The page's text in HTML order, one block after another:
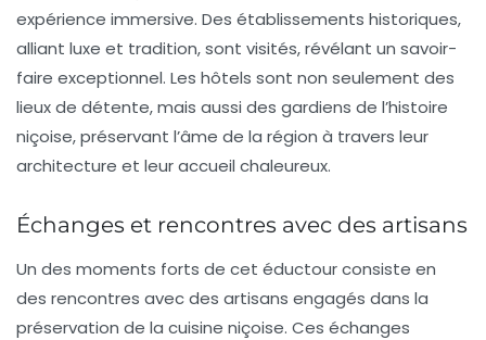
expérience immersive. Des établissements historiques,
alliant luxe et tradition, sont visités, révélant un savoir-
faire exceptionnel. Les hôtels sont non seulement des
lieux de détente, mais aussi des gardiens de l’histoire
niçoise, préservant l’âme de la région à travers leur
architecture et leur accueil chaleureux.
Échanges et rencontres avec des artisans
Un des moments forts de cet éductour consiste en
des rencontres avec des artisans engagés dans la
préservation de la cuisine niçoise. Ces échanges